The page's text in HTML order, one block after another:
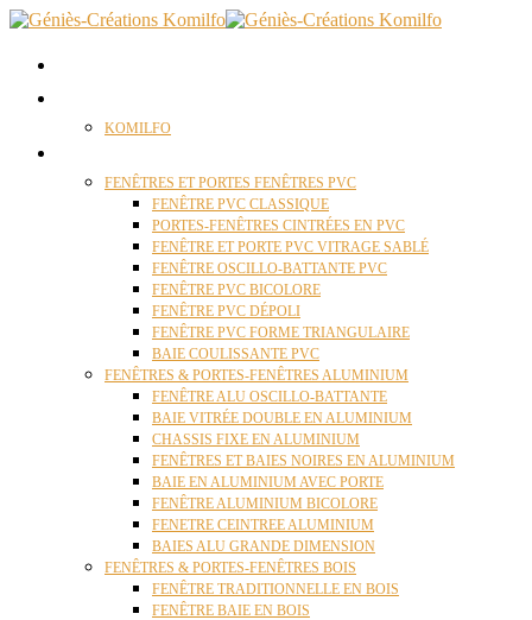
KOMILFO
FENÊTRES ET PORTES FENÊTRES PVC
FENÊTRE PVC CLASSIQUE
PORTES-FENÊTRES CINTRÉES EN PVC
FENÊTRE ET PORTE PVC VITRAGE SABLÉ
FENÊTRE OSCILLO-BATTANTE PVC
FENÊTRE PVC BICOLORE
FENÊTRE PVC DÉPOLI
FENÊTRE PVC FORME TRIANGULAIRE
BAIE COULISSANTE PVC
FENÊTRES & PORTES-FENÊTRES ALUMINIUM
FENÊTRE ALU OSCILLO-BATTANTE
BAIE VITRÉE DOUBLE EN ALUMINIUM
CHASSIS FIXE EN ALUMINIUM
FENÊTRES ET BAIES NOIRES EN ALUMINIUM
BAIE EN ALUMINIUM AVEC PORTE
FENÊTRE ALUMINIUM BICOLORE
FENETRE CEINTREE ALUMINIUM
BAIES ALU GRANDE DIMENSION
FENÊTRES & PORTES-FENÊTRES BOIS
FENÊTRE TRADITIONNELLE EN BOIS
FENÊTRE BAIE EN BOIS